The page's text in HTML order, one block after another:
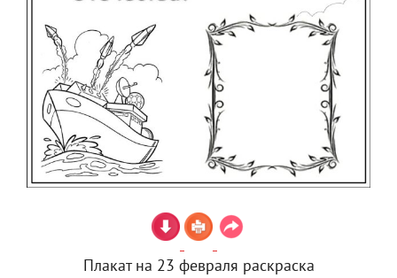
Плакат на 23 февраля раскраска